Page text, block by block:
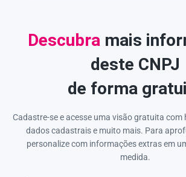
Descubra mais
deste CNPJ
de forma
Cadastre-se e acesse uma visão gratuita com
dados cadastrais e muito mais. Para
personalize com informações extras em
medida.